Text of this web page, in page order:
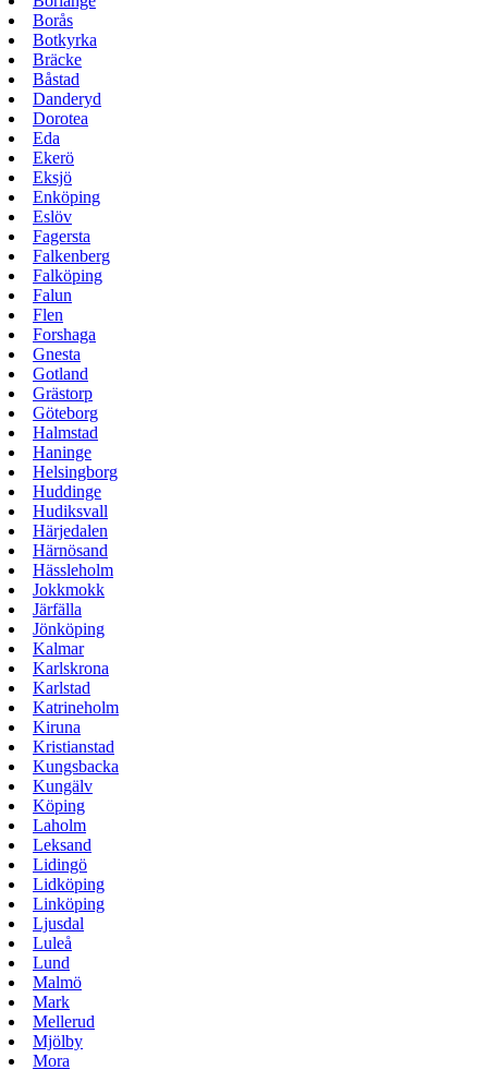
Borås
Botkyrka
Bräcke
Båstad
Danderyd
Dorotea
Eda
Ekerö
Eksjö
Enköping
Eslöv
Fagersta
Falkenberg
Falköping
Falun
Flen
Forshaga
Gnesta
Gotland
Grästorp
Göteborg
Halmstad
Haninge
Helsingborg
Huddinge
Hudiksvall
Härjedalen
Härnösand
Hässleholm
Jokkmokk
Järfälla
Jönköping
Kalmar
Karlskrona
Karlstad
Katrineholm
Kiruna
Kristianstad
Kungsbacka
Kungälv
Köping
Laholm
Leksand
Lidingö
Lidköping
Linköping
Ljusdal
Luleå
Lund
Malmö
Mark
Mellerud
Mjölby
Mora